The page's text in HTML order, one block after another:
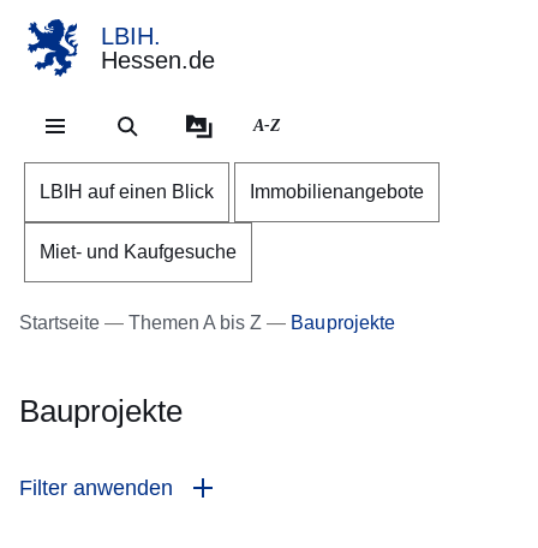
LBIH.
Hessen.de
A-Z
LBIH auf einen Blick Immobilienangebote
Miet- und Kaufgesuche
Startseite Themen A bis Z Bauprojekte
Bauprojekte
Filter anwenden